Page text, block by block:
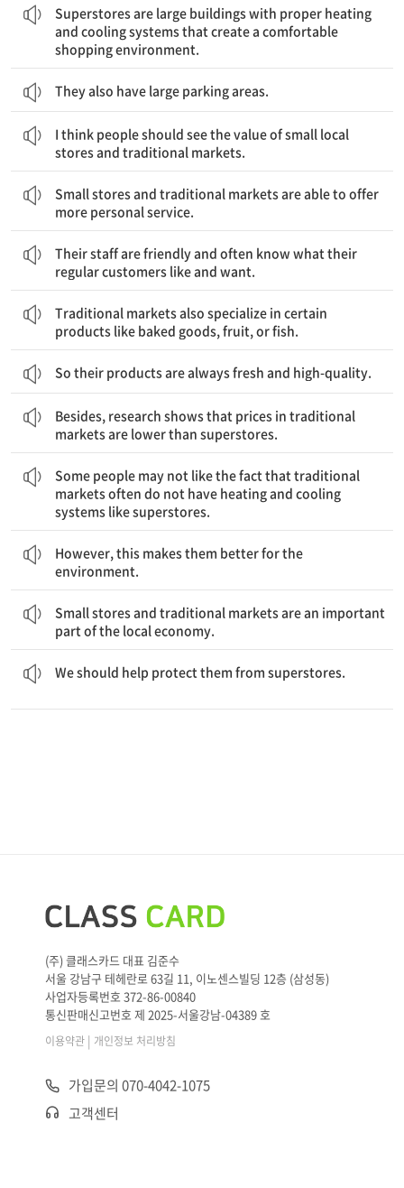
Superstores are large buildings with proper heating
and cooling systems that create a comfortable
shopping environment.
They also have large parking areas.
I think people should see the value of small local
stores and traditional markets.
Small stores and traditional markets are able to offer
more personal service.
Their staff are friendly and often know what their
regular customers like and want.
Traditional markets also specialize in certain
products like baked goods, fruit, or fish.
So their products are always fresh and high-quality.
Besides, research shows that prices in traditional
markets are lower than superstores.
Some people may not like the fact that traditional
markets often do not have heating and cooling
systems like superstores.
However, this makes them better for the
environment.
Small stores and traditional markets are an important
part of the local economy.
We should help protect them from superstores.
(주) 클래스카드 대표 김준수
서울 강남구 테헤란로 63길 11, 이노센스빌딩 12층 (삼성동)
사업자등록번호 372-86-00840
통신판매신고번호 제 2025-서울강남-04389 호
이용약관 | 개인정보 처리방침
가입문의 070-4042-1075
고객센터